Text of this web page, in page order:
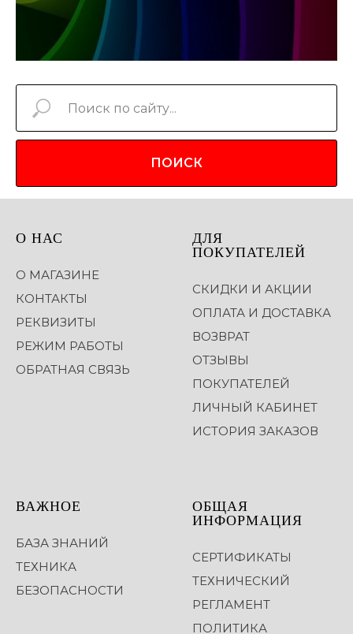
ПОИСК
О НАС
О МАГАЗИНЕ
КОНТАКТЫ
РЕКВИЗИТЫ
РЕЖИМ РАБОТЫ
ОБРАТНАЯ СВЯЗЬ
ДЛЯ
ПОКУПАТЕЛЕЙ
СКИДКИ И АКЦИИ
ОПЛАТА И ДОСТАВКА
ВОЗВРАТ
ОТЗЫВЫ
ПОКУПАТЕЛЕЙ
ЛИЧНЫЙ КАБИНЕТ
ИСТОРИЯ ЗАКАЗОВ
ВАЖНОЕ
БАЗА ЗНАНИЙ
ТЕХНИКА
БЕЗОПАСНОСТИ
ОБЩАЯ
ИНФОРМАЦИЯ
СЕРТИФИКАТЫ
ТЕХНИЧЕСКИЙ
РЕГЛАМЕНТ
ПОЛИТИКА